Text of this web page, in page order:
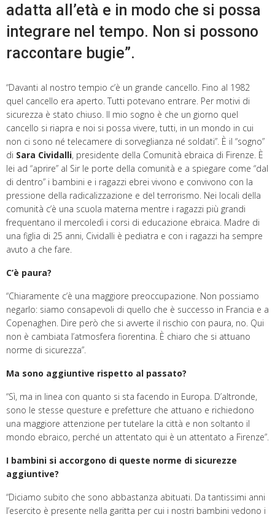
adatta all’età e in modo che si possa
integrare nel tempo. Non si possono
raccontare bugie”.
“Davanti al nostro tempio c’è un grande cancello. Fino al 1982
quel cancello era aperto. Tutti potevano entrare. Per motivi di
sicurezza è stato chiuso. Il mio sogno è che un giorno quel
cancello si riapra e noi si possa vivere, tutti, in un mondo in cui
non ci sono né telecamere di sorveglianza né soldati”. È il “sogno”
di Sara Cividalli, presidente della Comunità ebraica di Firenze. È
lei ad “aprire” al Sir le porte della comunità e a spiegare come “dal
di dentro” i bambini e i ragazzi ebrei vivono e convivono con la
pressione della radicalizzazione e del terrorismo. Nei locali della
comunità c’è una scuola materna mentre i ragazzi più grandi
frequentano il mercoledì i corsi di educazione ebraica. Madre di
una figlia di 25 anni, Cividalli è pediatra e con i ragazzi ha sempre
avuto a che fare.
C’è paura?
“Chiaramente c’è una maggiore preoccupazione. Non possiamo
negarlo: siamo consapevoli di quello che è successo in Francia e a
Copenaghen. Dire però che si avverte il rischio con paura, no. Qui
non è cambiata l’atmosfera fiorentina. È chiaro che si attuano
norme di sicurezza”.
Ma sono aggiuntive rispetto al passato?
“Sì, ma in linea con quanto si sta facendo in Europa. D’altronde,
sono le stesse questure e prefetture che attuano e richiedono
una maggiore attenzione per tutelare la città e non soltanto il
mondo ebraico, perché un attentato qui è un attentato a Firenze”.
I bambini si accorgono di queste norme di sicurezze
aggiuntive?
“Diciamo subito che sono abbastanza abituati. Da tantissimi anni
l’esercito è presente nella garitta per cui i nostri bambini vedono i